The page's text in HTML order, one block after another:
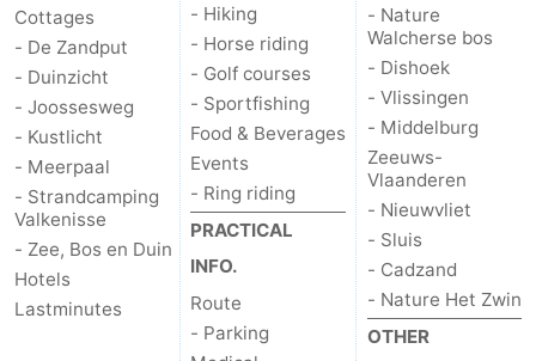
Cottages
- De Zandput
- Duinzicht
- Joossesweg
- Kustlicht
- Meerpaal
- Strandcamping
Valkenisse
- Zee, Bos en Duin
Hotels
Lastminutes
- Hiking
- Horse riding
- Golf courses
- Sportfishing
Food & Beverages
Events
- Ring riding
PRACTICAL
INFO.
Route
- Parking
- Nature
Walcherse bos
- Dishoek
- Vlissingen
- Middelburg
Zeeuws-
Vlaanderen
- Nieuwvliet
- Sluis
- Cadzand
- Nature Het Zwin
OTHER